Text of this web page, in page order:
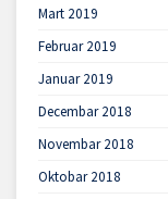
Mart 2019
Februar 2019
Januar 2019
Decembar 2018
Novembar 2018
Oktobar 2018